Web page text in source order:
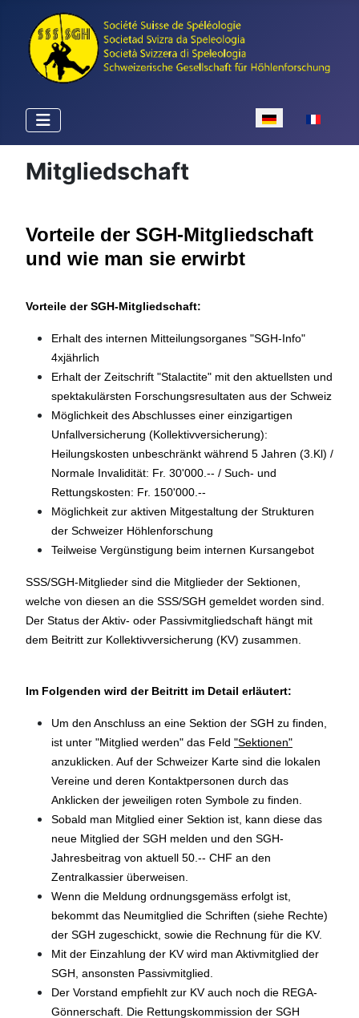
Sprache
Mitgliedschaft
Vorteile der SGH-Mitgliedschaft
und wie man sie erwirbt
Vorteile der SGH-Mitgliedschaft:
Erhalt des internen Mitteilungsorganes "SGH-Info"
4xjährlich
Erhalt der Zeitschrift "Stalactite" mit den aktuellsten und
spektakulärsten Forschungsresultaten aus der Schweiz
Möglichkeit des Abschlusses einer einzigartigen
Unfallversicherung (Kollektivversicherung):
Heilungskosten unbeschränkt während 5 Jahren (3.Kl) /
Normale Invalidität: Fr. 30'000.-- / Such- und
Rettungskosten: Fr. 150'000.--
Möglichkeit zur aktiven Mitgestaltung der Strukturen
der Schweizer Höhlenforschung
Teilweise Vergünstigung beim internen Kursangebot
SSS/SGH-Mitglieder sind die Mitglieder der Sektionen,
welche von diesen an die SSS/SGH gemeldet worden sind.
Der Status der Aktiv- oder Passivmitgliedschaft hängt mit
dem Beitritt zur Kollektivversicherung (KV) zusammen.
Im Folgenden wird der Beitritt im Detail erläutert:
Um den Anschluss an eine Sektion der SGH zu finden,
ist unter "Mitglied werden" das Feld "Sektionen"
anzuklicken. Auf der Schweizer Karte sind die lokalen
Vereine und deren Kontaktpersonen durch das
Anklicken der jeweiligen roten Symbole zu finden.
Sobald man Mitglied einer Sektion ist, kann diese das
neue Mitglied der SGH melden und den SGH-
Jahresbeitrag von aktuell 50.-- CHF an den
Zentralkassier überweisen.
Wenn die Meldung ordnungsgemäss erfolgt ist,
bekommt das Neumitglied die Schriften (siehe Rechte)
der SGH zugeschickt, sowie die Rechnung für die KV.
Mit der Einzahlung der KV wird man Aktivmitglied der
SGH, ansonsten Passivmitglied.
Der Vorstand empfiehlt zur KV auch noch die REGA-
Gönnerschaft. Die Rettungskommission der SGH